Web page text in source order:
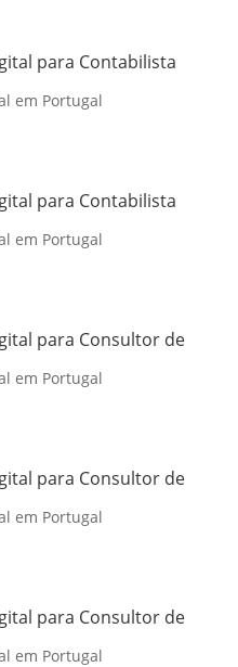
para Contabilista
em Portugal
para Contabilista
em Portugal
para Consultor de
em Portugal
para Consultor de
em Portugal
para Consultor de
em Portugal